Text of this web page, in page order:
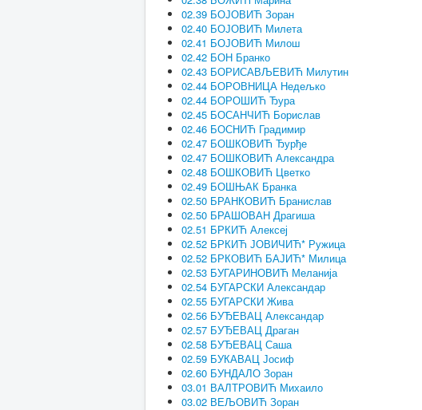
02.39 БОЈОВИЋ Зоран
02.40 БОЈОВИЋ Милета
02.41 БОЈОВИЋ Милош
02.42 БОН Бранко
02.43 БОРИСАВЉЕВИЋ Милутин
02.44 БОРОВНИЦА Недељко
02.44 БОРОШИЋ Ђура
02.45 БОСАНЧИЋ Борислав
02.46 БОСНИЋ Градимир
02.47 БОШКОВИЋ Ђурђе
02.47 БОШКОВИЋ Александра
02.48 БОШКОВИЋ Цветко
02.49 БОШЊАК Бранка
02.50 БРАНКОВИЋ Бранислав
02.50 БРАШОВАН Драгиша
02.51 БРКИЋ Алексеј
02.52 БРКИЋ ЈОВИЧИЋ* Ружица
02.52 БРКОВИЋ БАЈИЋ* Милица
02.53 БУГАРИНОВИЋ Меланија
02.54 БУГАРСКИ Александар
02.55 БУГАРСКИ Жива
02.56 БУЂЕВАЦ Александар
02.57 БУЂЕВАЦ Драган
02.58 БУЂЕВАЦ Саша
02.59 БУКАВАЦ Јосиф
02.60 БУНДАЛО Зоран
03.01 ВАЛТРОВИЋ Михаило
03.02 ВЕЉОВИЋ Зоран